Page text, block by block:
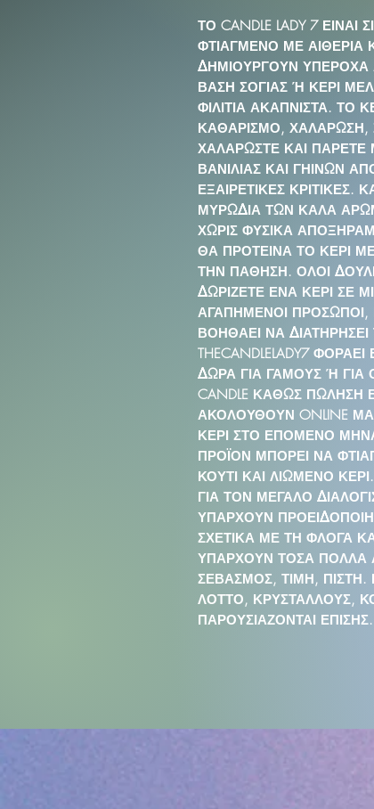
ΤΟ CANDLE LADY 7
ΦΤΙΑΓΜΕΝΟ ΜΕ ΑΙΘΕΡΙΑ
ΔΗΜΙΟΥΡΓΟΥΝ ΥΠΕΡΟΧΑ
ΒΑΣΗ ΣΟΓΙΑΣ Ή ΚΕΡΙ
ΦΙΛΙΤΙΑ ΑΚΑΠΝΙΣΤΑ. ΤΟ
ΚΑΘΑΡΙΣΜΟ, ΧΑΛΑΡΩΣΗ,
ΧΑΛΑΡΩΣΤΕ ΚΑΙ
ΒΑΝΙΛΙΑΣ ΚΑΙ ΓΗΙΝΩΝ
ΕΞΑΙΡΕΤΙΚΕΣ ΚΡΙΤΙΚΕΣ.
ΜΥΡΩΔΙΑ ΤΩΝ ΚΑΛΑ
ΧΩΡΙΣ ΦΥΣΙΚΑ
ΘΑ ΠΡΟΤΕΙΝΑ ΤΟ ΚΕΡΙ
ΤΗΝ ΠΑΘΗΣΗ. ΟΛΟΙ
ΔΩΡΙΖΕΤΕ ΕΝΑ ΚΕΡΙ ΣΕ
ΑΓΑΠΗΜΕΝΟΙ
ΒΟΗΘΑΕΙ ΝΑ
THECANDLELADY7
ΔΩΡΑ ΓΙΑ ΓΑΜΟΥΣ Ή ΓΙΑ
CANDLE ΚΑΘΩΣ ΠΩΛΗΣΗ
ΑΚΟΛΟΥΘΟΥΝ ONLINE
ΚΕΡΙ ΣΤΟ ΕΠΟΜΕΝΟ
ΠΡΟΪΟΝ ΜΠΟΡΕΙ ΝΑ
ΚΟΥΤΙ ΚΑΙ ΛΙΩΜΕΝΟ
ΓΙΑ ΤΟΝ ΜΕΓΑΛΟ
ΥΠΑΡΧΟΥΝ
ΣΧΕΤΙΚΑ ΜΕ ΤΗ ΦΛΟΓΑ
ΥΠΑΡΧΟΥΝ ΤΟΣΑ ΠΟΛΛΑ
ΣΕΒΑΣΜΟΣ, ΤΙΜΗ,
ΛΟΤΤΟ, ΚΡΥΣΤΑΛΛΟΥΣ,
ΠΑΡΟΥΣΙΑΖΟΝΤΑΙ ΕΠΙΣΗΣ.